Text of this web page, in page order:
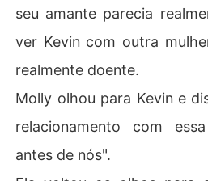
seu amante parecia
ver Kevin com outra
realmente doente.
Molly olhou para Kevin e
relacionamento com
antes de nós".